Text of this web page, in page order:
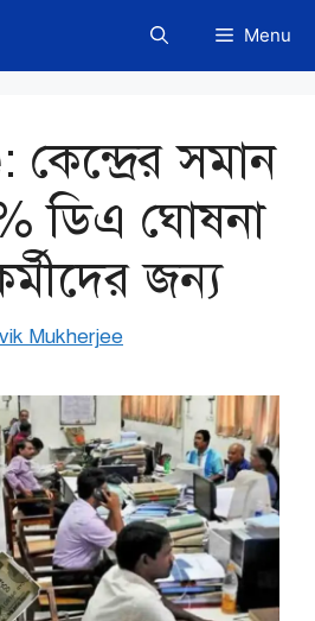
Menu
সমান
ডিএ ঘোষনা
জন্য
Mukherjee